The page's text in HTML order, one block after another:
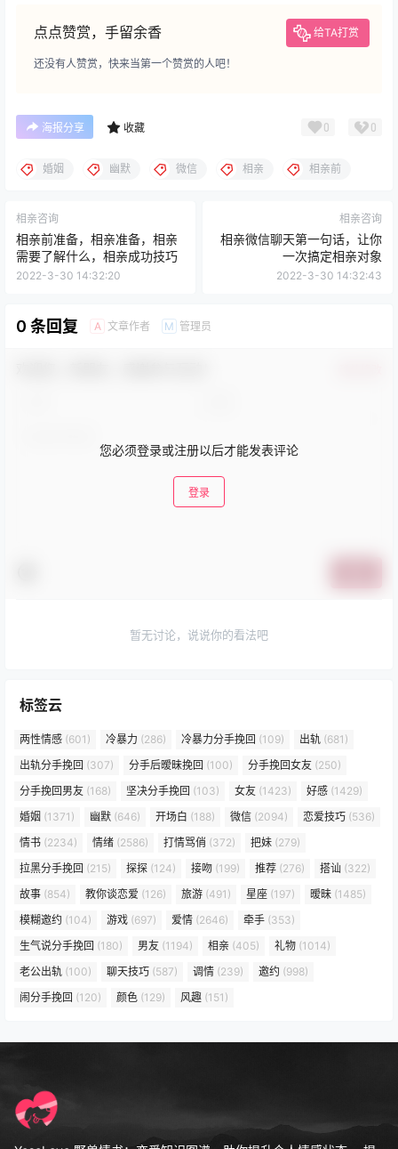
点点赞赏，手留余香 给TA打赏
还没有人赞赏，快来当第一个赞赏的人吧！
海报分享 收藏 0 0
婚姻 幽默 微信 相亲 相亲前
相亲咨询
相亲前准备，相亲准备，相亲
需要了解什么，相亲成功技巧
2022-3-30 14:32:20
相亲咨询
相亲微信聊天第一句话，让你
一次搞定相亲对象
2022-3-30 14:32:43
0 条回复 A 文章作者 M 管理员
您必须登录或注册以后才能发表评论
登录
暂无讨论，说说你的看法吧
标签云
两性情感 (601) 冷暴力 (286) 冷暴力分手挽回 (109) 出轨 (681)
出轨分手挽回 (307) 分手后暧昧挽回 (100) 分手挽回女友 (250)
分手挽回男友 (168) 坚决分手挽回 (103) 女友 (1423) 好感 (1429)
婚姻 (1371) 幽默 (646) 开场白 (188) 微信 (2094) 恋爱技巧 (536)
情书 (2234) 情绪 (2586) 打情骂俏 (372) 把妹 (279)
拉黑分手挽回 (215) 探探 (124) 接吻 (199) 推荐 (276) 搭讪 (322)
故事 (854) 教你谈恋爱 (126) 旅游 (491) 星座 (197) 暧昧 (1485)
模糊邀约 (104) 游戏 (697) 爱情 (2646) 牵手 (353)
生气说分手挽回 (180) 男友 (1194) 相亲 (405) 礼物 (1014)
老公出轨 (100) 聊天技巧 (587) 调情 (239) 邀约 (998)
闹分手挽回 (120) 颜色 (129) 风趣 (151)